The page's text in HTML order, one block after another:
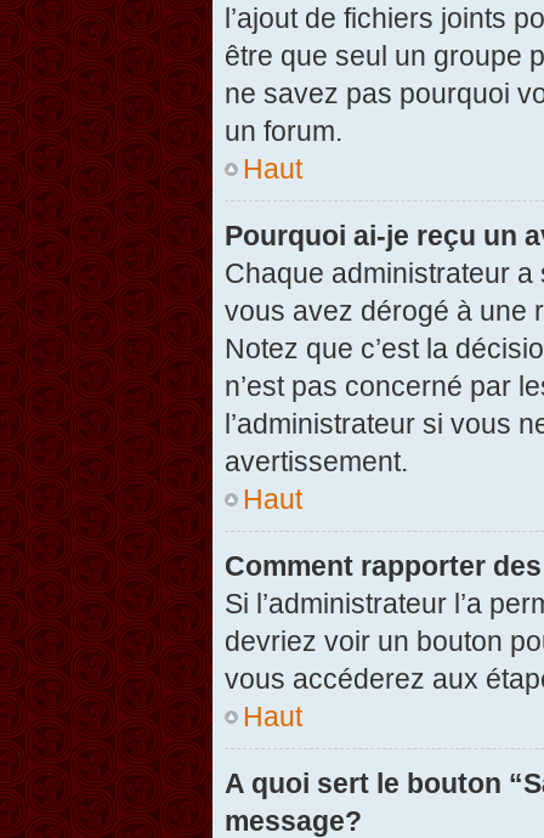
l’ajout de fichiers joints
être que seul un groupe
ne savez pas pourquoi
un forum.
Haut
Pourquoi ai-je reçu un
Chaque administrateur
vous avez dérogé à une
Notez que c’est la
n’est pas concerné par
l’administrateur si vous
avertissement.
Haut
Comment rapporter
Si l’administrateur l’a
devriez voir un bouton
vous accéderez aux
Haut
A quoi sert le bouton
message?